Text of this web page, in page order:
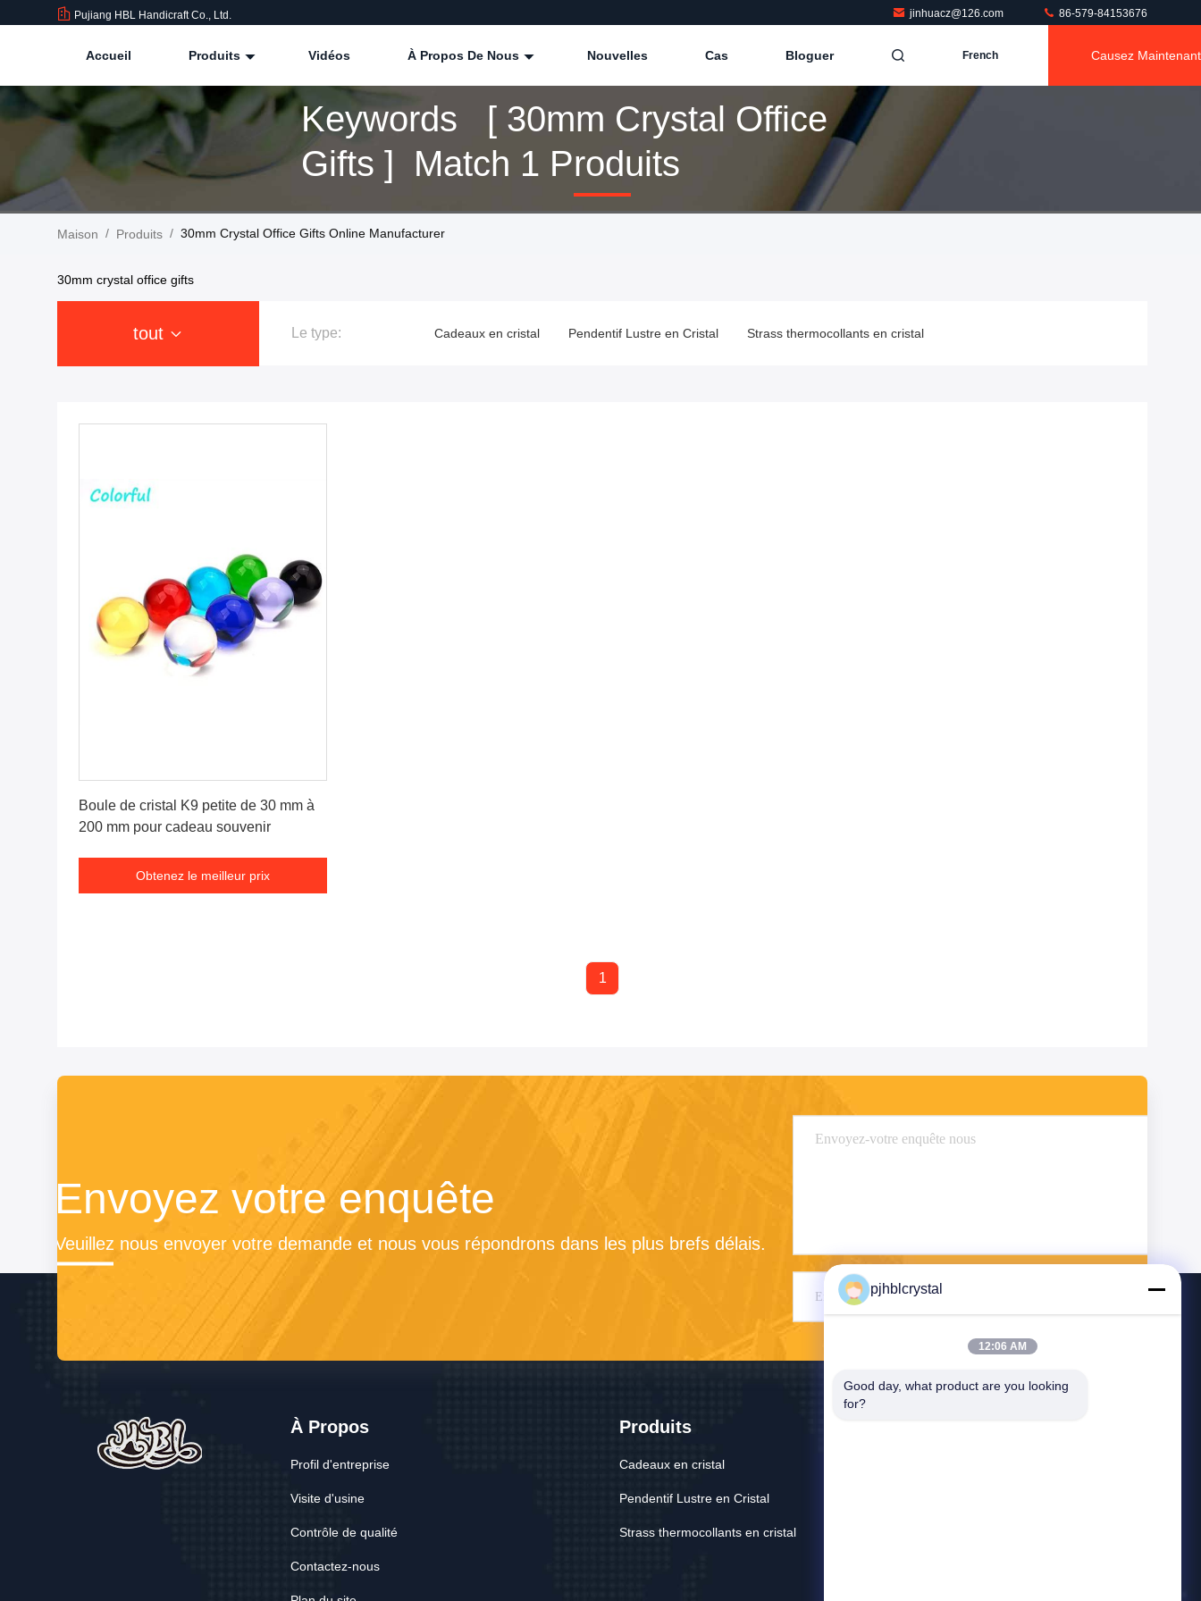
Pujiang HBL Handicraft Co., Ltd. jinhuacz@126.com 86-579-84153676
Accueil Produits Vidéos À Propos De Nous Nouvelles Cas Bloguer French Causez Maintenant
Keywords [ 30mm Crystal Office
Gifts ] Match 1 Produits
Maison / Produits / 30mm Crystal Office Gifts Online Manufacturer
30mm crystal office gifts
tout Le type: Cadeaux en cristal Pendentif Lustre en Cristal Strass thermocollants en cristal
Boule de cristal K9 petite de 30 mm à
200 mm pour cadeau souvenir
Obtenez le meilleur prix
1
Envoyez votre enquête
Veuillez nous envoyer votre demande et nous vous répondrons dans les plus brefs délais.
À Propos
Profil d'entreprise
Visite d'usine
Contrôle de qualité
Contactez-nous
Produits
Cadeaux en cristal
Pendentif Lustre en Cristal
Strass thermocollants en cristal
pjhblcrystal
12:06 AM
Good day, what product are you looking
for?